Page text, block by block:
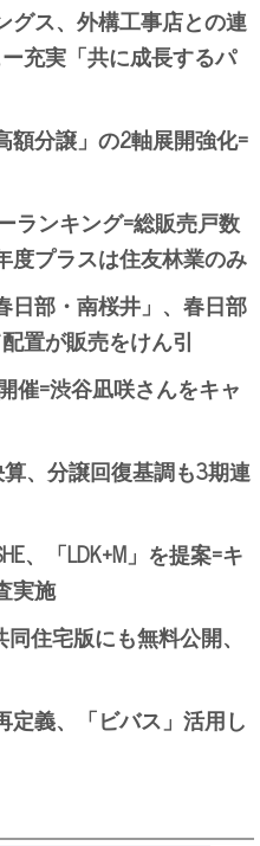
グス、外構工事店との連
充実「共に成長するパ
額分譲」の2軸展開強化=
ランキング=総販売戸数
度プラスは住友林業のみ
日部・南桜井」、春日部
置が販売をけん引
催=渋谷凪咲さんをキャ
、分譲回復基調も3期連
、「LDK+M」を提案=キ
実施
住宅版にも無料公開、
義、「ビバス」活用し